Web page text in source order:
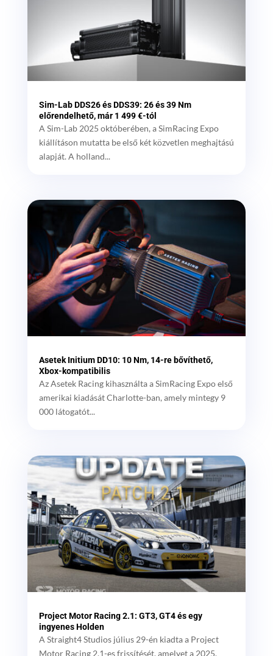
Sim-Lab DDS26 és DDS39: 26 és 39 Nm
előrendelhető, már 1 499 €-tól
A Sim-Lab 2025 októberében, a SimRacing Expo
kiállításon mutatta be első két közvetlen meghajtású
alapját. A holland...
Asetek Initium DD10: 10 Nm, 14-re bővíthető,
Xbox-kompatibilis
Az Asetek Racing kihasználta a SimRacing Expo első
amerikai kiadását Charlotte-ban, amely mintegy 9
000 látogatót...
Project Motor Racing 2.1: GT3, GT4 és egy
ingyenes Holden
A Straight4 Studios július 29-én kiadta a Project
Motor Racing 2.1-es frissítését, amelyet a 2025.